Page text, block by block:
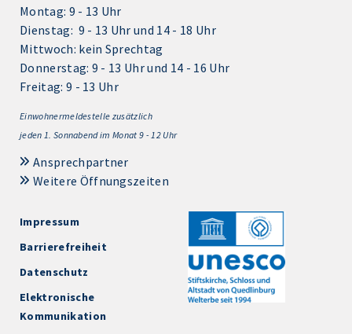
Montag: 9 - 13 Uhr
Dienstag: 9 - 13 Uhr und 14 - 18 Uhr
Mittwoch: kein Sprechtag
Donnerstag: 9 - 13 Uhr und 14 - 16 Uhr
Freitag: 9 - 13 Uhr
Einwohnermeldestelle zusätzlich
jeden 1. Sonnabend im Monat 9 - 12 Uhr
Ansprechpartner
Weitere Öffnungszeiten
Impressum
Barrierefreiheit
Datenschutz
Elektronische
Kommunikation